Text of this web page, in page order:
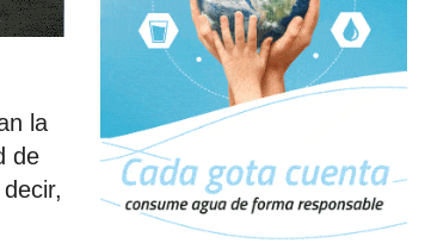
la
de